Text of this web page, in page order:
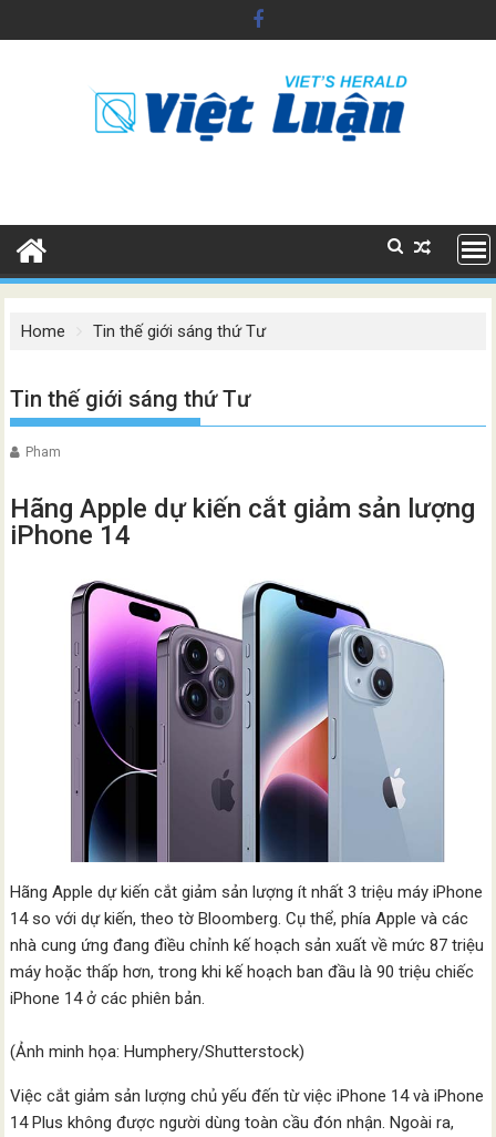
to
Home Tin thế giới sáng thứ Tư
Tin thế giới sáng thứ Tư
Pham
Hãng Apple dự kiến cắt giảm sản lượng
iPhone 14
Hãng Apple dự kiến cắt giảm sản lượng ít nhất 3 triệu máy iPhone
14 so với dự kiến, theo tờ Bloomberg. Cụ thể, phía Apple và các
nhà cung ứng đang điều chỉnh kế hoạch sản xuất về mức 87 triệu
máy hoặc thấp hơn, trong khi kế hoạch ban đầu là 90 triệu chiếc
iPhone 14 ở các phiên bản.
(Ảnh minh họa: Humphery/Shutterstock)
Việc cắt giảm sản lượng chủ yếu đến từ việc iPhone 14 và iPhone
14 Plus không được người dùng toàn cầu đón nhận. Ngoài ra,